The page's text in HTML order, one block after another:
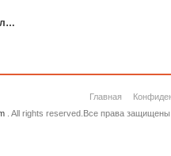
Главная
. All rights reserved.Все права защищены.